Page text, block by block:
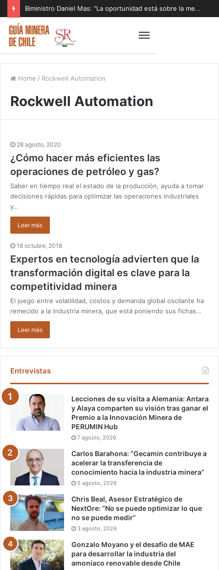
Biministro Daniel Mas: “La oportunidad está sobre la mesa y tenemos que aprovecharla”
Home / Rockwell Automation
Rockwell Automation
28 agosto, 2020
¿Cómo hacer más eficientes las
operaciones de petróleo y gas?
Saber en tiempo real el estado de la producción, ayuda a tomar
decisiones rápidas para optimizar las operaciones industriales
y…
Leer más
18 octubre, 2018
Expertos en tecnología advierten que la
transformación digital es clave para la
competitividad minera
El juego entre volatilidad, costos y demanda global oscilante ha
remecido a la industria minera, que está poniendo sus fichas…
Leer más
Entrevistas
Lecciones de su visita a Alemania: Antara
y Alaya comparten su visión tras ganar el
Premio a la Innovación Minera de
PERUMIN Hub
7 agosto, 2026
Carlos Barahona: “Gecamin contribuye a
acelerar la transferencia de
conocimiento hacia la industria minera”
5 agosto, 2026
Chris Beal, Asesor Estratégico de
NextOre: “No se puede optimizar lo que
no se puede medir”
3 agosto, 2026
Gonzalo Moyano y el desafío de MAE
para desarrollar la industria del
amoníaco renovable desde Chile